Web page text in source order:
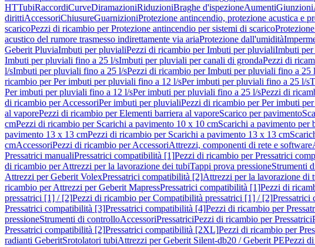
HTTubiRaccordiCurveDiramazioniRiduzioniBraghe d'ispezioneAumentiGiunzioni
dirittiAccessoriChiusureGuarnizioniProtezione antincendio, protezione acustica e
scaricoPezzi di ricambio per Protezione antincendio per sistemi di scarico
acustico del rumore trasmesso indirettamente via ariaProtezione dall'umidità
Geberit PluviaImbuti per pluvialiPezzi di ricambio per Imbuti per pluvialiImbuti
Imbuti per pluviali fino a 25 l/sImbuti per pluviali per canali di grondaPezzi di
l/sImbuti per pluviali fino a 25 l/sPezzi di ricambio per Imbuti per pluviali fino a 25
ricambio per Per imbuti per pluviali fino a 12 l/sPer imbuti per pluviali fino a 25 l/s
Per imbuti per pluviali fino a 12 l/sPer imbuti per pluviali fino a 25 l/sPezzi di
di ricambio per AccessoriPer imbuti per pluvialiPezzi di ricambio per Per imbuti
al vaporePezzi di ricambio per Elementi barriera al vaporeScarico per pavimento
cmPezzi di ricambio per Scarichi a pavimento 10 x 10 cmScarichi a pavimento per
pavimento 13 x 13 cmPezzi di ricambio per Scarichi a pavimento 13 x 13 cm
cmAccessoriPezzi di ricambio per AccessoriAttrezzi, componenti di rete e software
Pressatrici manualiPressatrici compatibilità [1]Pezzi di ricambio per Pressatrici
di ricambio per Attrezzi per la lavorazione dei tubiTappi prova pressioneStrumenti
Attrezzi per Geberit VolexPressatrici compatibilità [2]Attrezzi per la lavorazione di
ricambio per Attrezzi per Geberit MapressPressatrici compatibilità [1]Pezzi di
pressatrici [1] / [2]Pezzi di ricambio per Compatibilità pressatrici [1] / [2]
Pressatrici compatibilità [3]Pressatrici compatibilità [4]Pezzi di ricambio per
pressioneStrumenti di controlloAccessoriPressatriciPezzi di ricambio per Pressatrici
Pressatrici compatibilità [2]Pressatrici compatibilità [2XL]Pezzi di ricambio per
radianti GeberitSrotolatori tubiAttrezzi per Geberit Silent-db20 / Geberit PEPezzi